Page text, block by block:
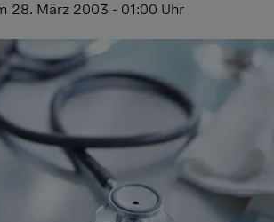
28. März 2003 - 01:00 Uhr